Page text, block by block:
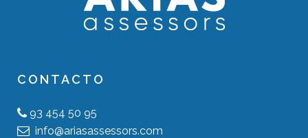
CONTACTO
93 454 50 95
info@ariasassessors.com